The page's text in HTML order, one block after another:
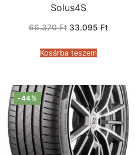
Solus4S
66.370Ft Original
66.370 Ft.
33.095 FtCurrent
Kosárba teszem
-44%